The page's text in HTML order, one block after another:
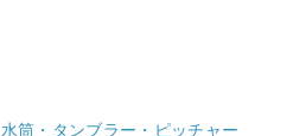
水筒・タンブラー・ピッチャー